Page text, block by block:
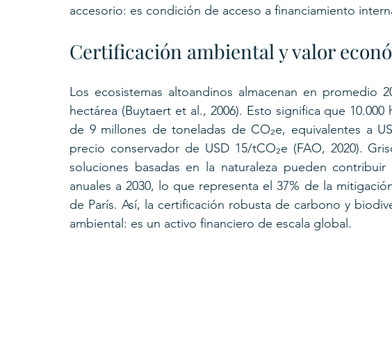
accesorio: es condición de acceso a financiamiento
Certificación ambiental y valor
Los ecosistemas altoandinos almacenan en promedio
hectárea (Buytaert et al., 2006). Esto significa que
de 9 millones de toneladas de CO₂e, equivalentes a
precio conservador de USD 15/tCO₂e (FAO, 2020).
soluciones basadas en la naturaleza pueden
anuales a 2030, lo que representa el 37% de la
de París. Así, la certificación robusta de carbono y
ambiental: es un activo financiero de escala global.